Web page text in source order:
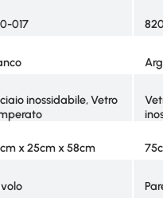
017
inossidabile, Vetro
x 25cm x 58cm